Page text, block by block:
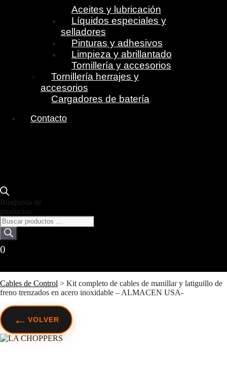
Cables de Control > Kit completo de cables de manillar y latiguillo de
freno trenzados en acero inoxidable – ALMACEN USA-
Aceites y lubricación
Líquidos especiales y
selladores
Pinturas y adhesivos
Limpieza y abrillantado
Tornillería y accesorios
Tornillería herrajes y
accesorios
Cargadores de batería
Contacto
Búsqueda de
productos
0
← VOLVER